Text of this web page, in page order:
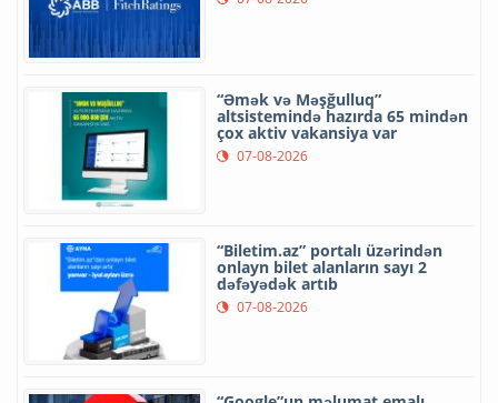
“Əmək və Məşğulluq”
altsistemində hazırda 65 mindən
çox aktiv vakansiya var
07-08-2026
“Biletim.az” portalı üzərindən
onlayn bilet alanların sayı 2
dəfəyədək artıb
07-08-2026